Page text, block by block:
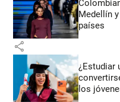
Medellín
países
share
¿Estudiar
los